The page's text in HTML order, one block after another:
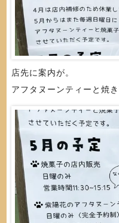
店先に案内が。
アフタヌーンティーと焼